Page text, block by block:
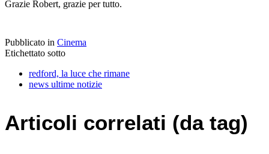
Grazie Robert, grazie per tutto.
Pubblicato in Cinema
Etichettato sotto
redford, la luce che rimane
news ultime notizie
Articoli correlati (da tag)